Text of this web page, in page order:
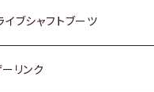
ブシャフトブーツ
リンク